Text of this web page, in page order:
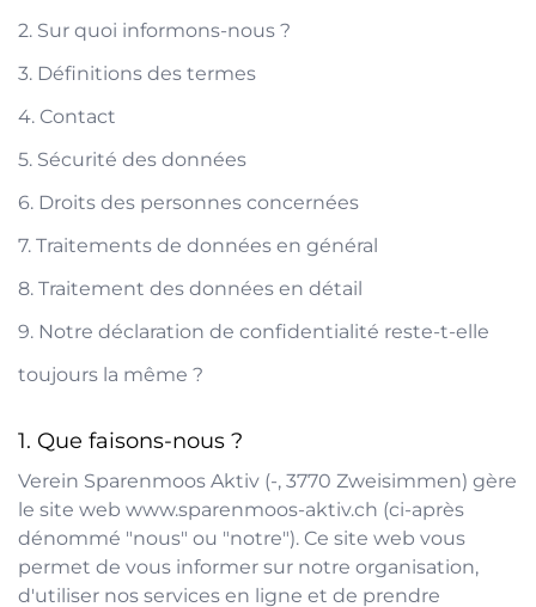
2. Sur quoi informons-nous ?
3. Définitions des termes
4. Contact
5. Sécurité des données
6. Droits des personnes concernées
7. Traitements de données en général
8. Traitement des données en détail
9. Notre déclaration de confidentialité reste-t-elle
toujours la même ?
Que faisons-nous ?
Verein Sparenmoos Aktiv (-, 3770 Zweisimmen) gère
le site web www.sparenmoos-aktiv.ch (ci-après
dénommé "nous" ou "notre"). Ce site web vous
permet de vous informer sur notre organisation,
d'utiliser nos services en ligne et de prendre